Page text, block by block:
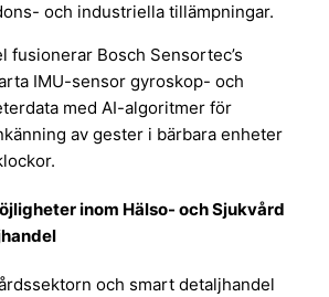
och industriella tillämpningar.
fusionerar Bosch Sensortec’s
IMU-sensor gyroskop- och
med AI-algoritmer för
av gester i bärbara enheter
inom Hälso- och Sjukvård
och smart detaljhandel